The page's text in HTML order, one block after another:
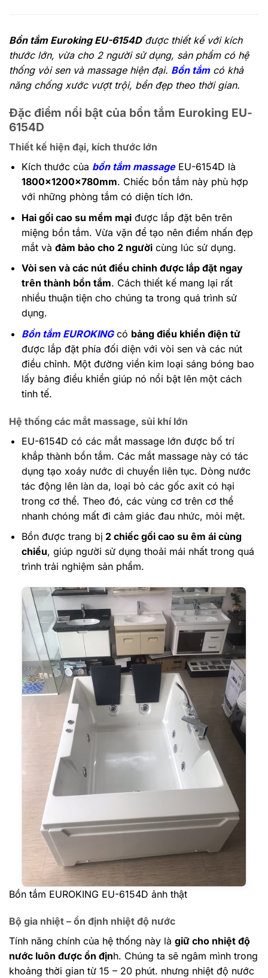
Bồn tắm Euroking EU-6154Dđược thiết kế với kích
thước lớn, vừa cho 2 người sử dụng, sản phẩm có hệ
thống vòi sen và massage hiện đại. Bồn tắmcó khả
năng chống xước vượt trội, bền đẹp theo thời gian.
Đặc điểm nổi bật của bồn tắm Euroking EU-
6154D
Thiết kế hiện đại, kích thước lớn
Kích thước của bồn tắm massageEU-6154D là
1800x1200x780mm. Chiếc bồn tắm này phù hợp
với những phòng tắm có diện tích lớn.
Hai gối cao su mềm mạiđược lắp đặt bên trên
miệng bồn tắm. Vừa vặn để tạo nên điểm nhấn đẹp
mắt và đảm bảo cho 2 ngườicùng lúc sử dụng.
Vòi sen và các nút điều chỉnh được lắp đặt ngay
trên thành bồn tắm. Cách thiết kế mang lại rất
nhiều thuận tiện cho chúng ta trong quá trình sử
dụng.
Bồn tắm EUROKINGcó bảng điều khiển điện tử
được lắp đặt phía đối diện với vòi sen và các nút
điều chỉnh. Một đường viền kim loại sáng bóng bao
lấy bảng điều khiển giúp nó nổi bật lên một cách
tinh tế.
Hệ thống các mắt massage, sủi khí lớn
EU-6154D có các mắt massage lớn được bố trí
khắp thành bồn tắm. Các mắt massage này có tác
dụng tạo xoáy nước di chuyển liên tục. Dòng nước
tác động lên làn da, loại bỏ các gốc axit có hại
trong cơ thể. Theo đó, các vùng cơ trên cơ thể
nhanh chóng mất đi cảm giác đau nhức, mỏi mệt.
Bồn được trang bị 2 chiếc gối cao su êm ái cùng
chiều, giúp người sử dụng thoải mái nhất trong quá
trình trải nghiệm sản phẩm.
Bồn tắm EUROKING EU-6154D ảnh thật
Bộ gia nhiệt – ổn định nhiệt độ nước
Tính năng chính của hệ thống này là giữ cho nhiệt độ
nước luôn được ổn định. Chúng ta sẽ ngâm mình trong
khoảng thời gian từ 15 – 20 phút. nhưng nhiệt độ nước